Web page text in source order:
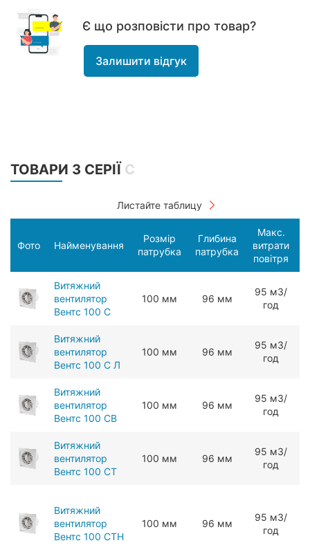
Є що розповісти про товар?
Залишити відгук
ТОВАРИ З СЕРІЇ С
Фото Найменування
Розмір
патрубка
Глибина
патрубка
Макс.
витрати
повітря
Витяжний
вентилятор
Вентс 100 С
100 мм 96 мм
95 мЗ/
год
Витяжний
вентилятор
Вентс 100 С Л
100 мм 96 мм
95 мЗ/
год
Витяжний
вентилятор
Вентс 100 СВ
100 мм 96 мм
95 мЗ/
год
Витяжний
вентилятор
Вентс 100 СТ
100 мм 96 мм
95 мЗ/
год
Витяжний
вентилятор
Вентс 100 СТН
100 мм 96 мм
95 мЗ/
год